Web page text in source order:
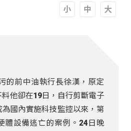
的前中油執行長徐漢，原定
他卻在19日，自行剪斷電子
國內實施科技監控以來，第
體設備逃亡的案例。24日晚